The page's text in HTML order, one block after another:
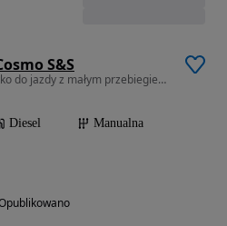
S&S
1598 cm3 • 136 KM • Ładne autko do jazdy z małym przebiegiem tylko 130 tyś km
Diesel
Manualna